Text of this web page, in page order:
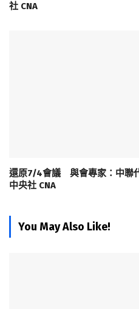
社 CNA
還原7/4會議 與會專家：中聯
中央社 CNA
You May Also Like!